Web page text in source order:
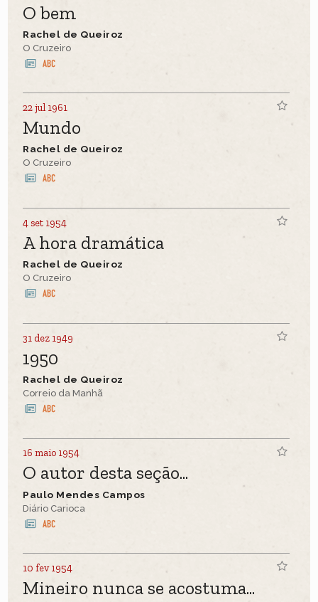
O bem
Rachel de Queiroz
O Cruzeiro
22 jul 1961
Mundo
Rachel de Queiroz
O Cruzeiro
4 set 1954
A hora dramática
Rachel de Queiroz
O Cruzeiro
31 dez 1949
1950
Rachel de Queiroz
Correio da Manhã
16 maio 1954
O autor desta seção...
Paulo Mendes Campos
Diário Carioca
10 fev 1954
Mineiro nunca se acostuma...